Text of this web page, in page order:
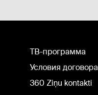
TВ-программа
Условия договора
360 Ziņu kontakti